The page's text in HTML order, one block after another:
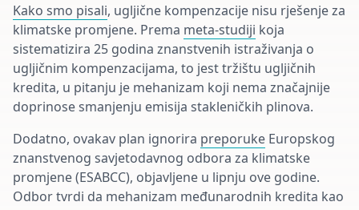
Kako smo pisali, ugljične kompenzacije nisu rješenje za
klimatske promjene. Prema meta-studiji koja
sistematizira 25 godina znanstvenih istraživanja o
ugljičnim kompenzacijama, to jest tržištu ugljičnih
kredita, u pitanju je mehanizam koji nema značajnije
doprinose smanjenju emisija stakleničkih plinova.
Dodatno, ovakav plan ignorira preporuke Europskog
znanstvenog savjetodavnog odbora za klimatske
promjene (ESABCC), objavljene u lipnju ove godine.
Odbor tvrdi da mehanizam međunarodnih kredita kao